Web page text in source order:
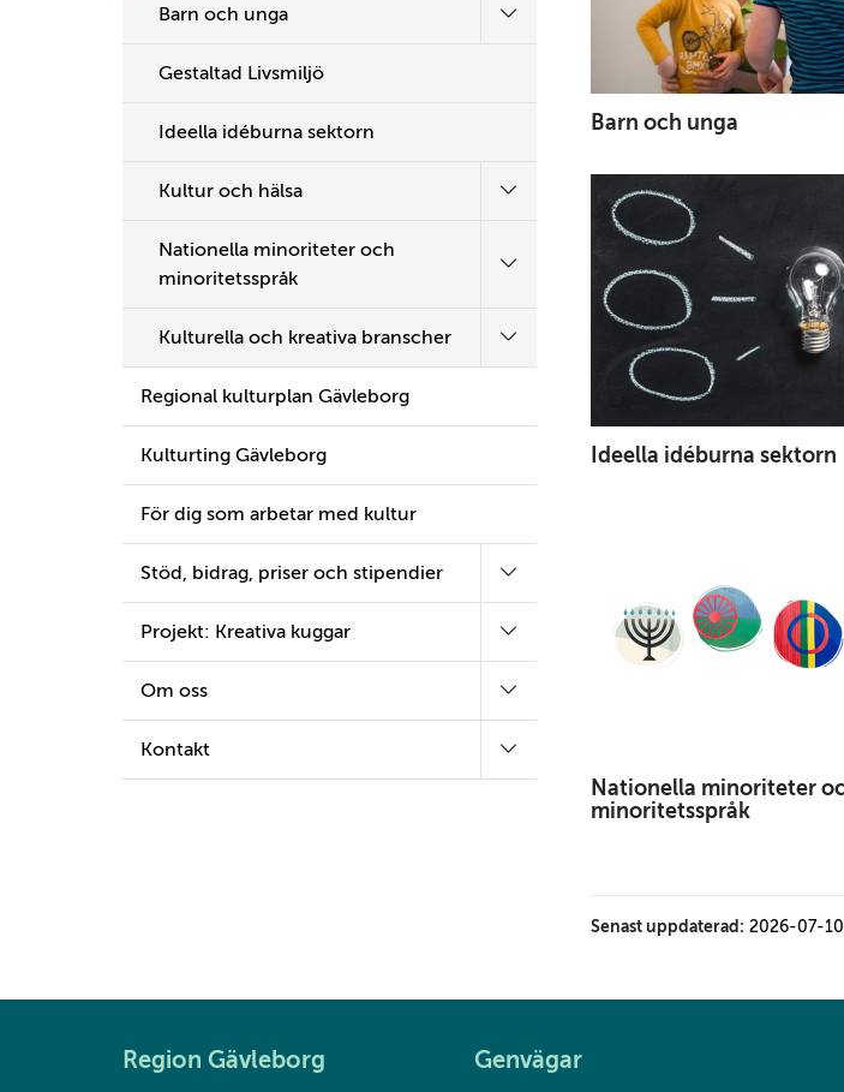
Barn och unga
Gestaltad Livsmiljö
Ideella idéburna sektorn
Kultur och hälsa
Nationella minoriteter och
minoritetsspråk
Kulturella och kreativa branscher
Regional kulturplan Gävleborg
Kulturting Gävleborg
För dig som arbetar med kultur
Stöd, bidrag, priser och stipendier
Projekt: Kreativa kuggar
Om oss
Kontakt
Barn och unga
Ideella idéburna sektorn
Nationella minoriteter
minoritetsspråk
Senast uppdaterad: 2026-07-10
Region Gävleborg Genvägar